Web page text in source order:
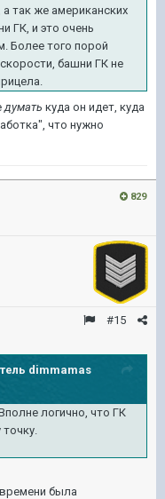
так же американских
ГК, и это очень
Более того порой
башни ГК не
думать куда он идет, куда
что нужно
829
#15
dimmamas
логично, что ГК
была